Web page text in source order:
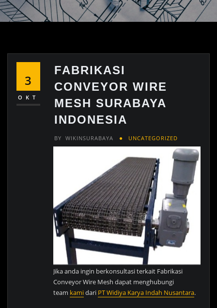
3
OKT
FABRIKASI
CONVEYOR WIRE
MESH SURABAYA
INDONESIA
BY WIKINSURABAYA UNCATEGORIZED
Jika anda ingin berkonsultasi terkait Fabrikasi
Conveyor Wire Mesh dapat menghubungi
team kamidari PT Widiya Karya Indah Nusantara.